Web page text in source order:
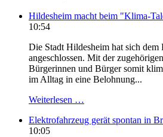
Hildesheim macht beim "Klima-
10:54
Die Stadt Hildesheim hat sich
angeschlossen. Mit der
Bürgerinnen und Bürger somit
im Alltag in eine Belohnung...
Weiterlesen …
Elektrofahrzeug gerät spontan in
10:05